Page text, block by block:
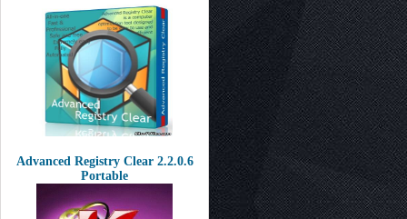
Advanced Registry Clear 2.2.0.6
Portable